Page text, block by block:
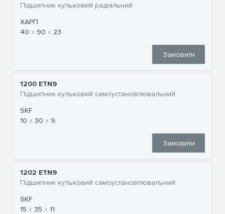
Підшипник кульковий радіальний
ХАРП
40
90 23
Замовити
1200 ETN9
Підшипник кульковий самоустановлювальний
SKF
10
30 9
Замовити
1202 ETN9
Підшипник кульковий самоустановлювальний
SKF
15
35 11